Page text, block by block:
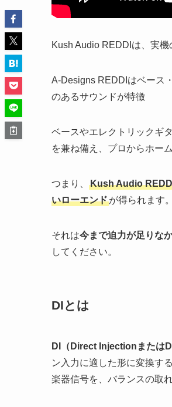
Kush Audio REDDIは、実
A-Designs REDDIはベース
のあるサウンドが特徴
ベースやエレクトリックギ
を兼ね備え、プロからホー
つまり、
Kush Audio
いローエンドが得られます。
それは今まで迫力が足りな
してください。
DIとは
DI（Direct Injectionまたは
ン入力に適した形に変換す
楽器信号を、バランスの取